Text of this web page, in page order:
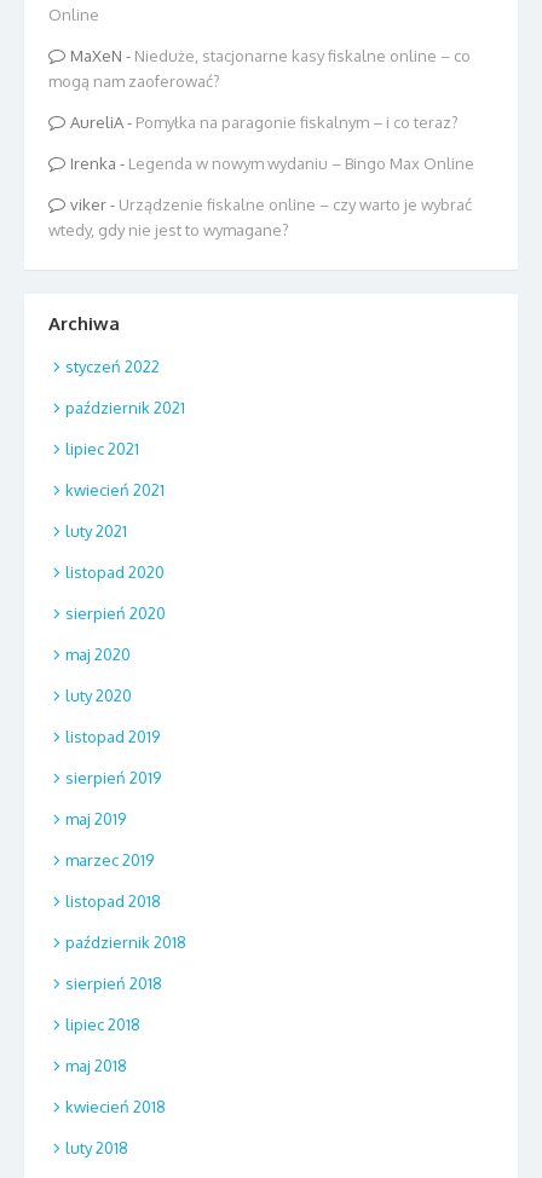
Online
MaXeN - Nieduże, stacjonarne kasy fiskalne online – co
mogą nam zaoferować?
AureliA- Pomyłka na paragonie fiskalnym – i co teraz?
Irenka - Legenda w nowym wydaniu – Bingo Max Online
viker- Urządzenie fiskalne online – czy warto je wybrać
wtedy, gdy nie jest to wymagane?
Archiwa
styczeń 2022
październik 2021
lipiec 2021
kwiecień 2021
luty 2021
listopad 2020
sierpień 2020
maj 2020
luty 2020
listopad 2019
sierpień 2019
maj 2019
marzec 2019
listopad 2018
październik 2018
sierpień 2018
lipiec 2018
maj 2018
kwiecień 2018
luty 2018